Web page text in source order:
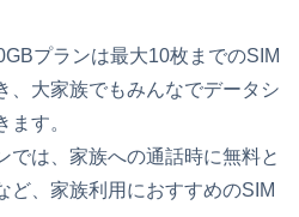
プランは最大10枚までのSIM
、大家族でもみんなでデータシ
ます。
では、家族への通話時に無料と
ど、家族利用におすすめのSIM